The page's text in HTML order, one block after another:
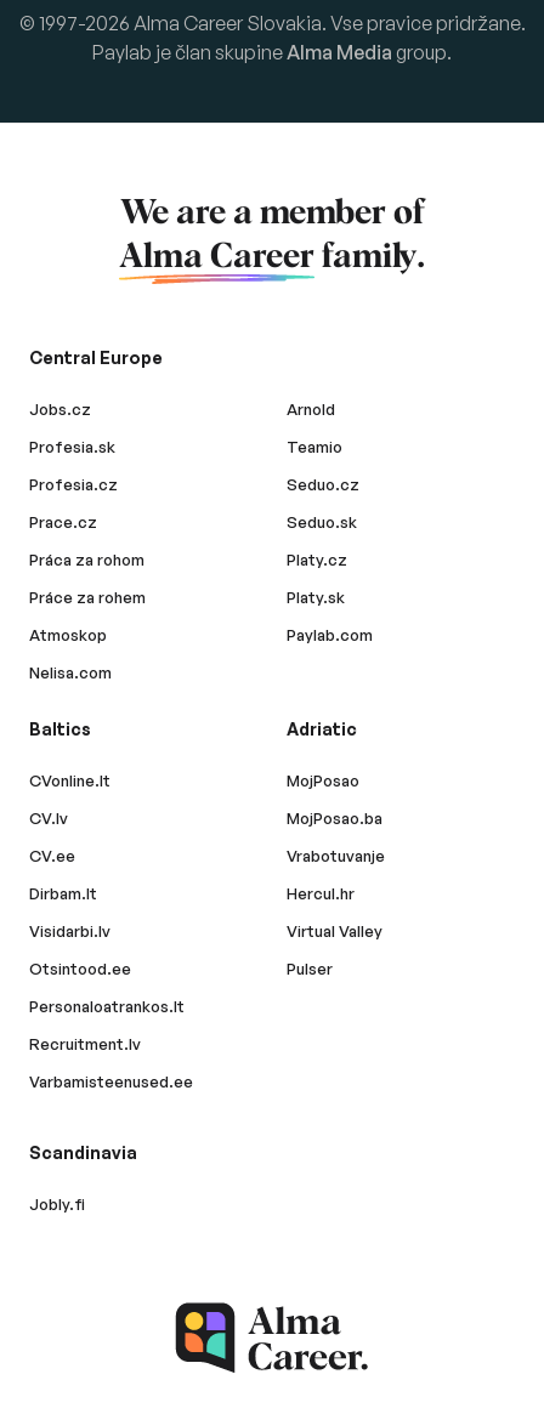
© 1997-2026 Alma Career Slovakia. Vse pravice pridržane.
Paylab je član skupineAlma Media group.
We are a member of
Alma Career family.
Central Europe
Jobs.cz
Profesia.sk
Profesia.cz
Prace.cz
Práca za rohom
Práce za rohem
Atmoskop
Nelisa.com
Arnold
Teamio
Seduo.cz
Seduo.sk
Platy.cz
Platy.sk
Paylab.com
Baltics
CVonline.lt
CV.lv
CV.ee
Dirbam.lt
Visidarbi.lv
Otsintood.ee
Personaloatrankos.lt
Recruitment.lv
Varbamisteenused.ee
Adriatic
MojPosao
MojPosao.ba
Vrabotuvanje
Hercul.hr
Virtual Valley
Pulser
Scandinavia
Jobly.fi